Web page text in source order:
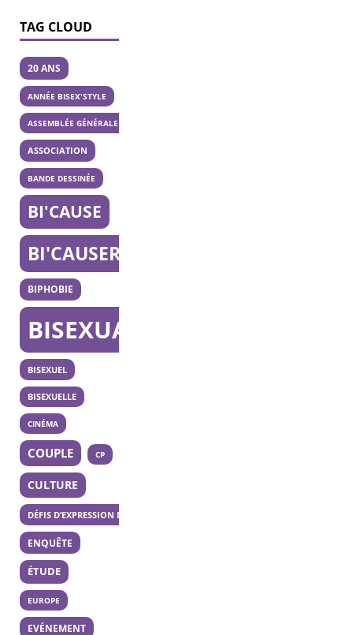
TAG CLOUD
20 ANS
ANNÉE BISEX'STYLE
ASSEMBLÉE GÉNÉRALE
ASSOCIATION
BANDE DESSINÉE
BI'CAUSE
BI'CAUSERIE
BIPHOBIE
BISEXUALITÉ
BISEXUEL
BISEXUELLE
CINÉMA
COUPLE CP
CULTURE
DÉFIS D’EXPRESSION DES 20 ANS
ENQUÊTE
ÉTUDE
EUROPE
EVÉNEMENT